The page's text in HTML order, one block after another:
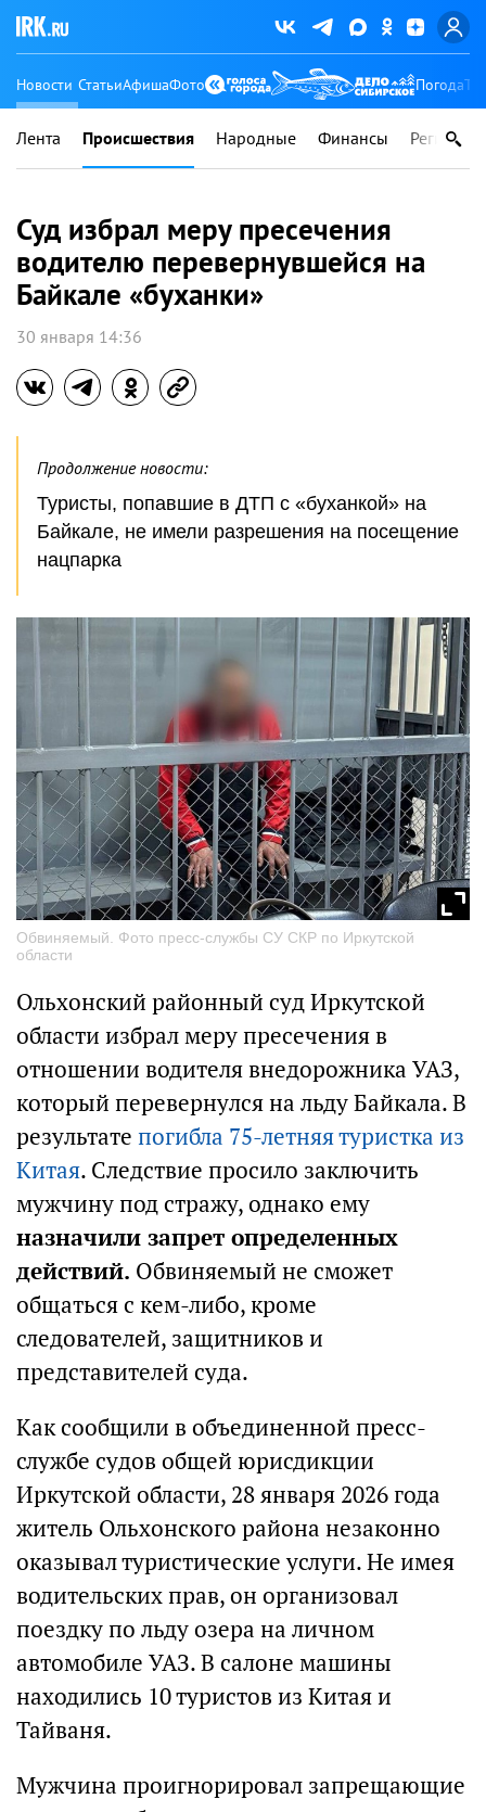
Новости СтатьиАфишаФото Погода
Лента Происшествия Народные Финансы Регионы
Суд избрал меру пресечения
водителю перевернувшейся на
Байкале «буханки»
30 января 14:36
Продолжение новости:
Туристы, попавшие в ДТП с «буханкой» на
Байкале, не имели разрешения на посещение
нацпарка
Обвиняемый. Фото пресс-службы СУ СКР по Иркутской
области
Ольхонский районный суд Иркутской
области избрал меру пресечения в
отношении водителя внедорожника УАЗ,
который перевернулся на льду Байкала. В
результате погибла 75-летняя туристка из
Китая. Следствие просило заключить
мужчину под стражу, однако ему
назначили запрет определенных
действий. Обвиняемый не сможет
общаться с кем-либо, кроме
следователей, защитников и
представителей суда.
Как сообщили в объединенной пресс-
службе судов общей юрисдикции
Иркутской области, 28 января 2026 года
житель Ольхонского района незаконно
оказывал туристические услуги. Не имея
водительских прав, он организовал
поездку по льду озера на личном
автомобиле УАЗ. В салоне машины
находились 10 туристов из Китая и
Тайваня.
Мужчина проигнорировал запрещающие